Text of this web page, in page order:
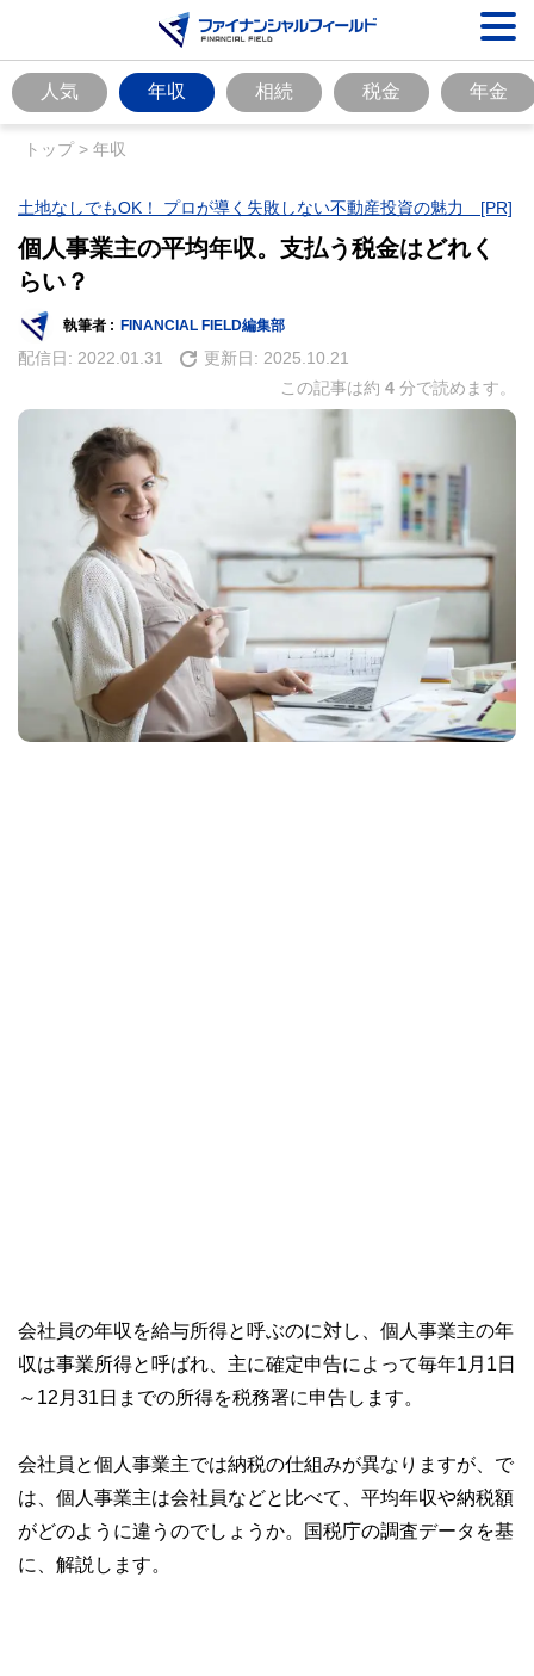
人気 年収 相続 税金 年金
トップ> 年収
土地なしでもOK！ プロが導く失敗しない不動産投資の魅力 [PR]
個人事業主の平均年収。支払う税金はどれく
らい？
執筆者 : FINANCIAL FIELD編集部
配信日: 2022.01.31 更新日: 2025.10.21
この記事は約 4 分で読めます。
会社員の年収を給与所得と呼ぶのに対し、個人事業主の年
収は事業所得と呼ばれ、主に確定申告によって毎年1月1日
～12月31日までの所得を税務署に申告します。
会社員と個人事業主では納税の仕組みが異なりますが、で
は、個人事業主は会社員などと比べて、平均年収や納税額
がどのように違うのでしょうか。国税庁の調査データを基
に、解説します。